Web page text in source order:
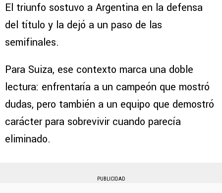
El triunfo sostuvo a Argentina en la defensa
del título y la dejó a un paso de las
semifinales.
Para Suiza, ese contexto marca una doble
lectura: enfrentaría a un campeón que mostró
dudas, pero también a un equipo que demostró
carácter para sobrevivir cuando parecía
eliminado.
PUBLICIDAD